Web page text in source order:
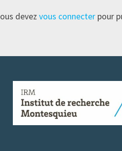
devez vous connecterpour